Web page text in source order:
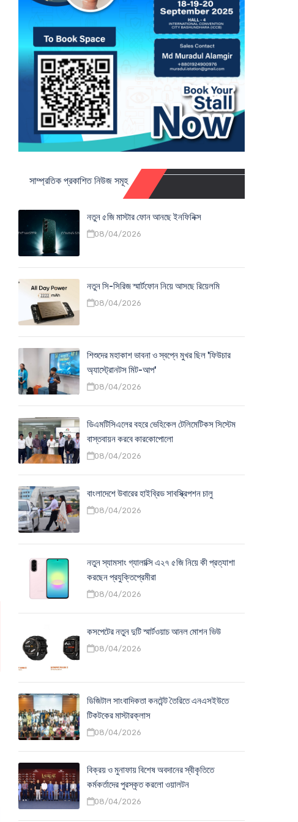
সাম্প্রতিক প্রকাশিত নিউজ সমূহ
নতুন ৫জি মাস্টার ফোন আনছে ইনফিনিক্স
08/04/2026
নতুন সি-সিরিজ স্মার্টফোন নিয়ে আসছে রিয়েলমি
08/04/2026
শিশুদের মহাকাশ ভাবনা ও স্বপ্নে মুখর ছিল 'ফিউচার
অ্যাস্ট্রোনটস মিট-আপ'
08/04/2026
ডিএমটিসিএলের বহরে ভেহিকেল টেলিমেটিকস সিস্টেম
বাস্তবায়ন করবে কারকোপোলো
08/04/2026
বাংলাদেশে উবারের হাইব্রিড সাবস্ক্রিপশন চালু
08/04/2026
নতুন স্যামসাং গ্যালাক্সি এ২৭ ৫জি নিয়ে কী প্রত্যাশা
করছেন প্রযুক্তিপ্রেমীরা
08/04/2026
কসপেটের নতুন দুটি স্মার্টওয়াচ আনল মোশন ভিউ
08/04/2026
ডিজিটাল সাংবাদিকতা কনটেন্ট তৈরিতে এনএসইউতে
টিকটকের মাস্টারক্লাস
08/04/2026
বিক্রয় ও মুনাফায় বিশেষ অবদানের স্বীকৃতিতে
কর্মকর্তাদের পুরস্কৃত করলো ওয়ালটন
08/04/2026